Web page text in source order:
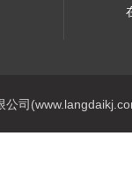
公司